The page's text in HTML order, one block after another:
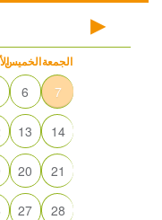
الخميسالجمعة
6 7
13 14
20 21
27 28